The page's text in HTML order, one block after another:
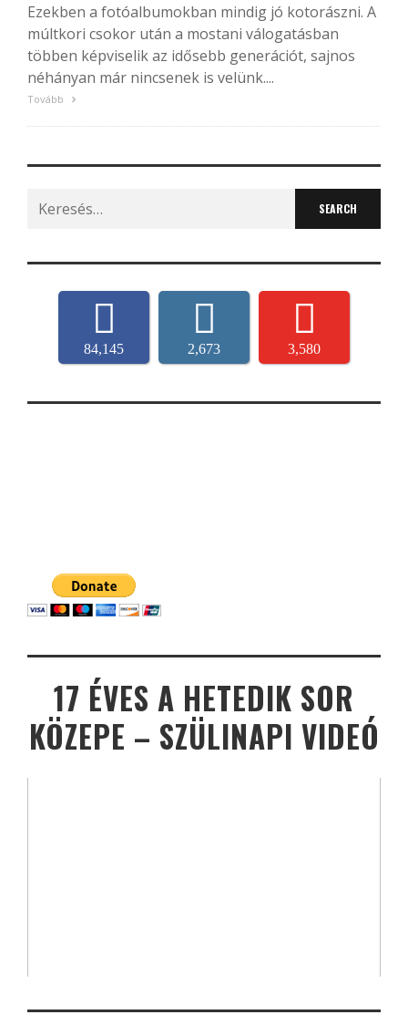
Ezekben a fotóalbumokban mindig jó kotorászni. A
múltkori csokor után a mostani válogatásban
többen képviselik az idősebb generációt, sajnos
néhányan már nincsenek is velünk....
Tovább
Search
for:
84,145 2,673 3,580
17 ÉVES A HETEDIK SOR
KÖZEPE – SZÜLINAPI VIDEÓ